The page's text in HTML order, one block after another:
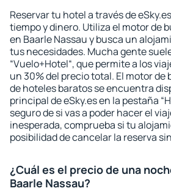
Reservar tu hotel a través de
tiempo y dinero. Utiliza el motor de
en Baarle Nassau y busca un
tus necesidades. Mucha gente
“Vuelo+Hotel“, que permite a los
un 30% del precio total. El motor de
de hoteles baratos se encuentra
principal de eSky.es en la pestaña
seguro de si vas a poder hacer el
inesperada, comprueba si tu
posibilidad de cancelar la reserva
¿Cuál es el precio de una
Baarle Nassau?